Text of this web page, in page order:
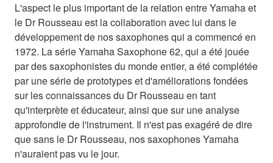
L'aspect le plus important de la relation entre Yamaha et
le Dr Rousseau est la collaboration avec lui dans le
développement de nos saxophones qui a commencé en
1972. La série Yamaha Saxophone 62, qui a été jouée
par des saxophonistes du monde entier, a été complétée
par une série de prototypes et d'améliorations fondées
sur les connaissances du Dr Rousseau en tant
qu'interprète et éducateur, ainsi que sur une analyse
approfondie de l'instrument. Il n'est pas exagéré de dire
que sans le Dr Rousseau, nos saxophones Yamaha
n'auraient pas vu le jour.